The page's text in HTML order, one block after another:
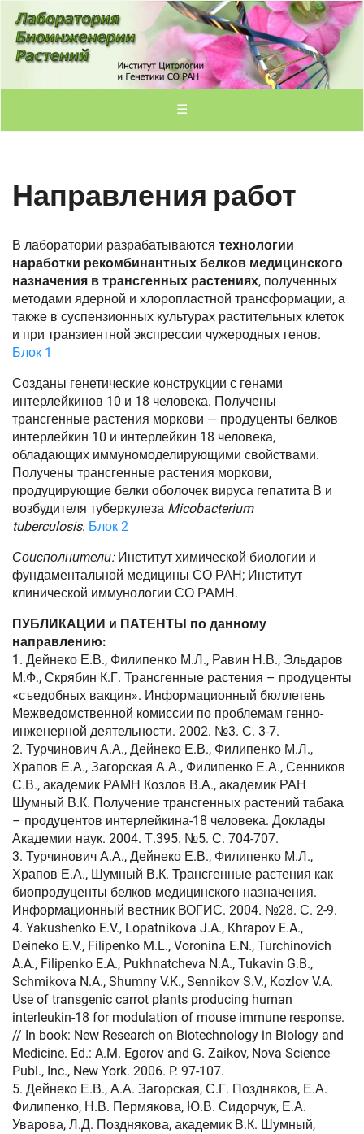
☰
Направления работ
В лаборатории разрабатываются технологии
наработки рекомбинантных белков медицинского
назначения в трансгенных растениях, полученных
методами ядерной и хлоропластной трансформации, а
также в суспензионных культурах растительных клеток
и при транзиентной экспрессии чужеродных генов.
Блок 1
Созданы генетические конструкции с генами
интерлейкинов 10 и 18 человека. Получены
трансгенные растения моркови — продуценты белков
интерлейкин 10 и интерлейкин 18 человека,
обладающих иммуномоделирующими свойствами.
Получены трансгенные растения моркови,
продуцирующие белки оболочек вируса гепатита В и
возбудителя туберкулеза Micobacterium
tuberculosis. Блок 2
Соисполнители:Институт химической биологии и
фундаментальной медицины СО РАН; Институт
клинической иммунологии СО РАМН.
ПУБЛИКАЦИИ и ПАТЕНТЫ по данному
направлению:
1. Дейнеко Е.В., Филипенко М.Л., Равин Н.В., Эльдаров
М.Ф., Скрябин К.Г. Трансгенные растения – продуценты
«съедобных вакцин». Информационный бюллетень
Межведомственной комиссии по проблемам генно-
инженерной деятельности. 2002. №3. С. 3-7.
2. Турчинович А.А., Дейнеко Е.В., Филипенко М.Л.,
Храпов Е.А., Загорская А.А., Филипенко Е.А., Сенников
С.В., академик РАМН Козлов В.А., академик РАН
Шумный В.К. Получение трансгенных растений табака
– продуцентов интерлейкина-18 человека. Доклады
Академии наук. 2004. Т.395. №5. С. 704-707.
3. Турчинович А.А., Дейнеко Е.В., Филипенко М.Л.,
Храпов Е.А., Шумный В.К. Трансгенные растения как
биопродуценты белков медицинского назначения.
Информационный вестник ВОГИС. 2004. №28. С. 2-9.
4. Yakushenko E.V., Lopatnikova J.A., Khrapov E.A.,
Deineko E.V., Filipenko M.L., Voronina E.N., Turchinovich
A.A., Filipenko E.A., Pukhnatcheva N.A., Tukavin G.B.,
Schmikova N.A., Shumny V.K., Sennikov S.V., Kozlov V.A.
Use of transgenic carrot plants producing human
interleukin-18 for modulation of mouse immune response.
// In book: New Research on Biotechnology in Biology and
Medicine. Ed.: A.M. Egorov and G. Zaikov, Nova Science
Publ., Inc., New York. 2006. P. 97-107.
5. Дейнеко Е.В., А.А. Загорская, С.Г. Поздняков, Е.А.
Филипенко, Н.В. Пермякова, Ю.В. Сидорчук, Е.А.
Уварова, Л.Д. Позднякова, академик В.К. Шумный,